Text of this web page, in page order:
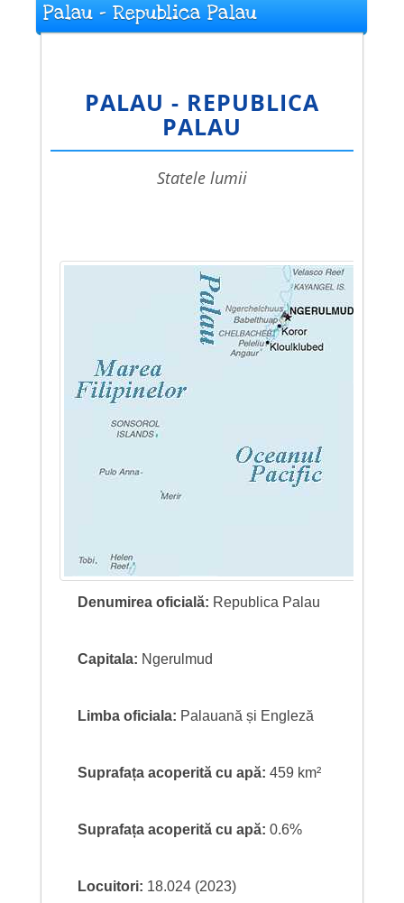
Palau - Republica Palau
PALAU - REPUBLICA
PALAU
statele lumii
Denumirea oficială: Republica Palau
Capitala: Ngerulmud
Limba oficiala: Palauană și Engleză
Suprafața acoperită cu apă: 459 km²
Suprafața acoperită cu apă: 0.6%
Locuitori: 18.024 (2023)